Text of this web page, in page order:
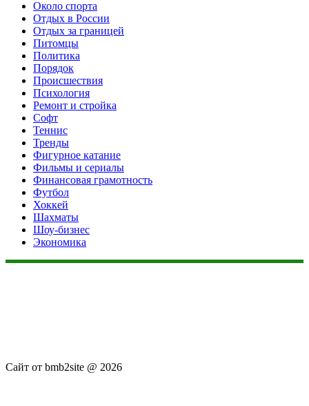
Около спорта
Отдых в России
Отдых за границей
Питомцы
Политика
Порядок
Происшествия
Психология
Ремонт и стройка
Софт
Теннис
Тренды
Фигурное катание
Фильмы и сериалы
Финансовая грамотность
Футбол
Хоккей
Шахматы
Шоу-бизнес
Экономика
Сайт от bmb2site @ 2026